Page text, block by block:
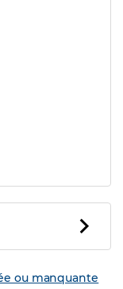
ou manquante